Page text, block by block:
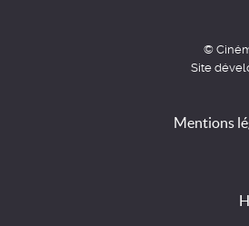
©
Site
Mentions